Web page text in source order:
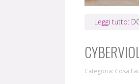
Leggi tutto:
Categoria: Cosa